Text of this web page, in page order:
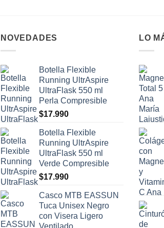
NOVEDADES
Botella Flexible
Running UltrAspire
UltraFlask 550 ml
Perla Compresible
$17.990
Botella Flexible
Running UltrAspire
UltraFlask 550 ml
Verde Compresible
$17.990
Casco MTB EASSUN
Tuca Unisex Negro
con Visera Ligero
Ventilado
LO